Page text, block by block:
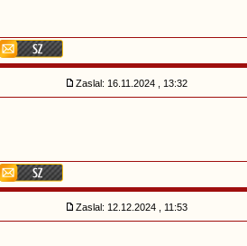
Zaslal: 16.11.2024 , 13:32
Zaslal: 12.12.2024 , 11:53